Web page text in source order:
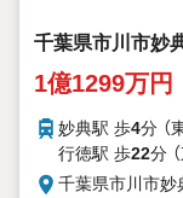
千葉県市川市妙
1億1299万円
妙典駅 歩4分 （
行徳駅 歩22分
千葉県市川市妙